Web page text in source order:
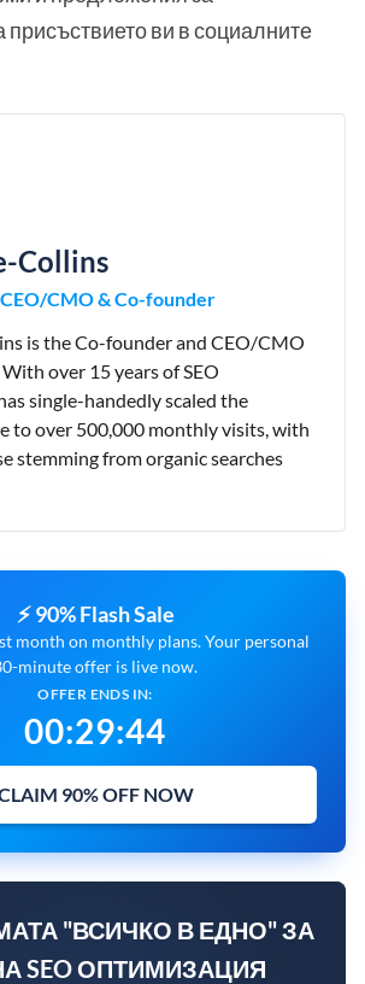
ви в социалните
Collins
CMO & Co-founder
is the Co-founder and CEO/CMO
over 15 years of SEO
single-handedly scaled the
to over 500,000 monthly visits, with
stemming from organic searches
⚡ 90% Flash Sale
month on monthly plans. Your personal
minute offer is live now.
OFFER ENDS IN:
00:29:44
90% OFF NOW
"ВСИЧКО В ЕДНО" ЗА
SEO ОПТИМИЗАЦИЯ